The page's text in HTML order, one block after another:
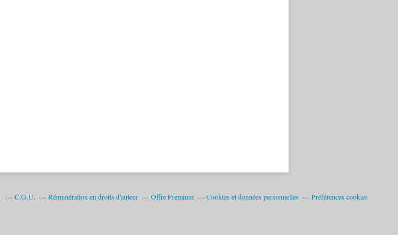
C.G.U. Rémunération en droits d'auteur Offre Premium Cookies et données personnelles Préférences cookies